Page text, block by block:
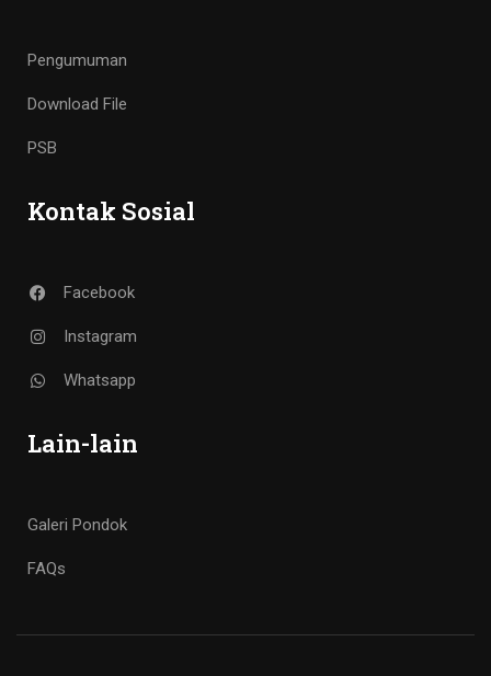
Pengumuman
Download File
PSB
Kontak Sosial
Facebook
Instagram
Whatsapp
Lain-lain
Galeri Pondok
FAQs